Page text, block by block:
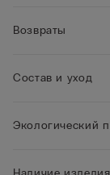
Возвраты
Состав и уход
Экологический